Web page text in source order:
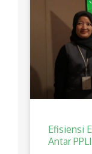
Efisiensi
Antar